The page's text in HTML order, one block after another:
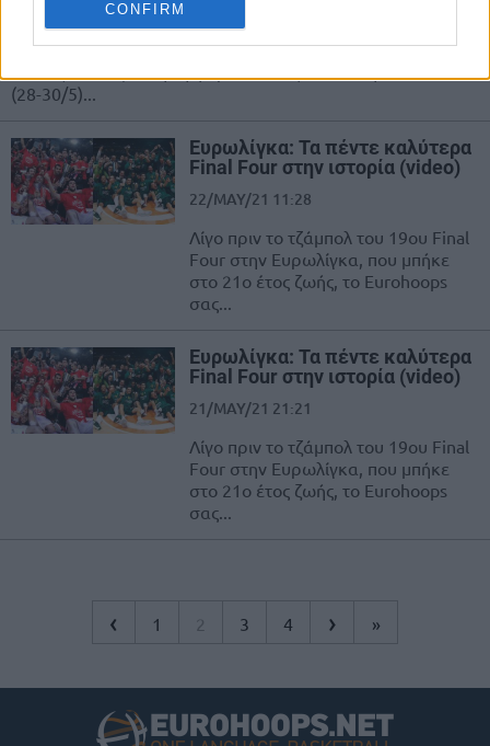
CONFIRM
Ένα ακόμα Final Four της Ευρωλίγκα βρίσκεται προ των
(28-30/5)...
Ευρωλίγκα: Τα πέντε καλύτερα
Final Four στην ιστορία (video)
22/MAY/21 11:28
Λίγο πριν το τζάμπολ του 19ου Final
Four στην Ευρωλίγκα, που μπήκε
στο 21ο έτος ζωής, το Eurohoops
σας...
Ευρωλίγκα: Τα πέντε καλύτερα
Final Four στην ιστορία (video)
21/MAY/21 21:21
Λίγο πριν το τζάμπολ του 19ου Final
Four στην Ευρωλίγκα, που μπήκε
στο 21ο έτος ζωής, το Eurohoops
σας...
‹ 1 2 3 4 › »